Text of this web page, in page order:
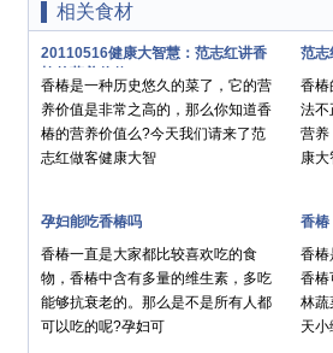
相关食材
20110516健康大智慧：范志红讲香
香椿是一种历史悠久的菜了，它的营
养价值是非常之高的，那么你知道香
椿的营养价值么?今天我们请来了范
志红做客健康大智
范志
香椿
法不
营养
康
孕妇能吃香椿吗
香椿一直是大家都比较喜欢吃的食
物，香椿中含有多量的维生素，多吃
能够抗衰老的。那么是不是所有人都
可以吃的呢?孕妇可
香椿
香椿
香椿
林蔬
天小